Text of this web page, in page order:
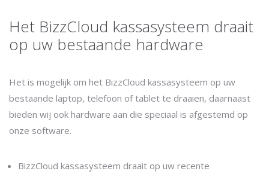
Het BizzCloud kassasysteem draait
op uw bestaande hardware
Het is mogelijk om het BizzCloud kassasysteem op uw
bestaande laptop, telefoon of tablet te draaien, daarnaast
bieden wij ook hardware aan die speciaal is afgestemd op
onze software.
BizzCloud kassasysteem draait op uw recente